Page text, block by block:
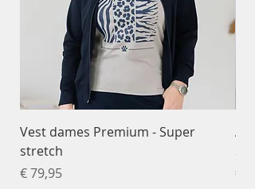
Vest dames Premium - Super
stretch
Prijs
€ 79,95
Prijs
€